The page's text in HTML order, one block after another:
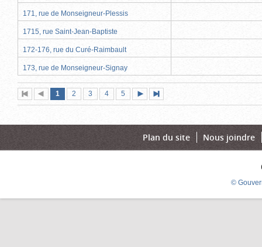
171, rue de Monseigneur-Plessis
1715, rue Saint-Jean-Baptiste
172-176, rue du Curé-Raimbault
173, rue de Monseigneur-Signay
Première
page
Page
précédente
Page
1 (page
actuelle)
Page
2 Page
3 Page
4 Page
5
suivante
page
Plan du site Nous joindre
©